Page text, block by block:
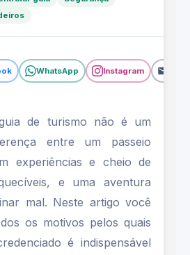
importante
guia em
natureza?
WhatsApp Instagram
de turismo não é um
entre um passeio
experiências e cheio de
e uma aventura
mal. Neste artigo você
os motivos pelos quais
é indispensável